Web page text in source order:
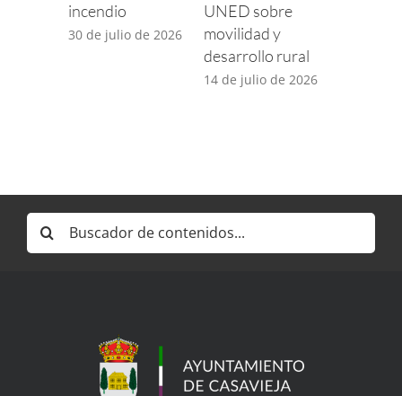
incendio
30 de julio de 2026
UNED sobre
movilidad y
desarrollo rural
14 de julio de 2026
Buscar: